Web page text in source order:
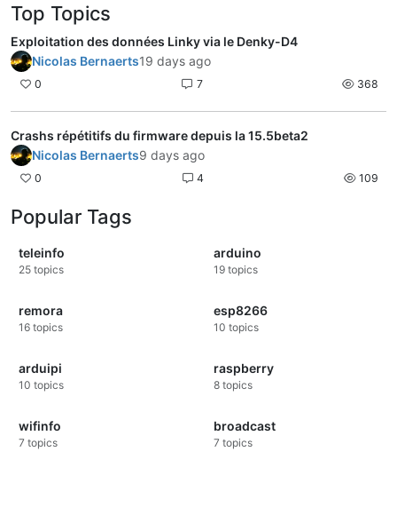
Top Topics
Exploitation des données Linky via le Denky-D4
Nicolas Bernaerts19 days ago
0 7 368
Crashs répétitifs du firmware depuis la 15.5beta2
Nicolas Bernaerts9 days ago
0 4 109
Popular Tags
teleinfo
25 topics
arduino
19 topics
remora
16 topics
esp8266
10 topics
arduipi
10 topics
raspberry
8 topics
wifinfo
7 topics
broadcast
7 topics